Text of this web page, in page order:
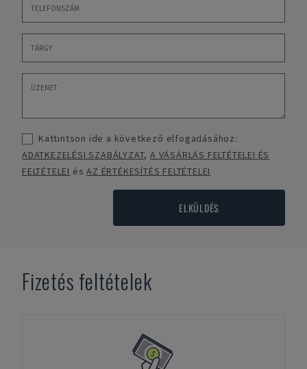
Kattintson ide a következő elfogadásához:
ADATKEZELÉSI SZABÁLYZAT,A VÁSÁRLÁS FELTÉTELEI ÉS
FELTÉTELEI ésAZ ÉRTÉKESÍTÉS FELTÉTELEI
ELKÜLDÉS
Fizetés feltételek